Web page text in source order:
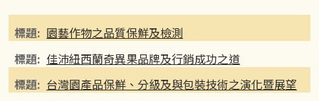
園藝作物之品質保鮮及檢測
佳沛紐西蘭奇異果品牌及行銷成功之道
台灣園產品保鮮、分級及與包裝技術之演化暨展望